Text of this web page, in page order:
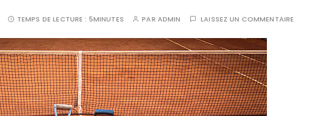
TEMPS DE LECTURE : 5MINUTES PAR ADMIN LAISSEZ UN COMMENTAIRE